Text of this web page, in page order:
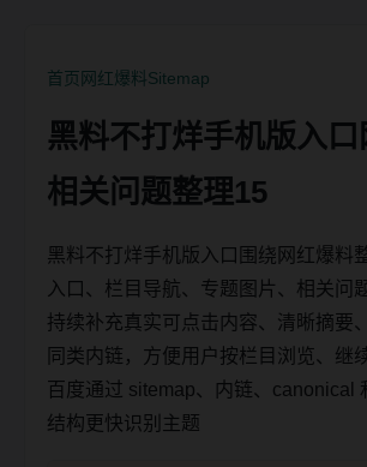
首页网红爆料Sitemap
黑料不打烊手机版入
相关问题整理15
黑料不打烊手机版入口围绕网红爆料
入口、栏目导航、专题图片、相关问
持续补充真实可点击内容、清晰摘要
同类内链，方便用户按栏目浏览、继
百度通过 sitemap、内链、canonical
结构更快识别主题